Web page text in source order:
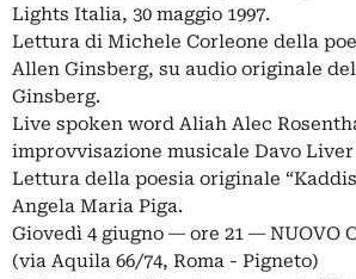
Lights Italia, 30 maggio 1997.
Lettura di Michele Corleone della
Allen Ginsberg, su audio originale
Ginsberg.
Live spoken word Aliah Alec
improvvisazione musicale Davo
Lettura della poesia originale
Angela Maria Piga.
Giovedì 4 giugno ― ore 21 ― NUOVO
(via Aquila 66/74, Roma - Pigneto)